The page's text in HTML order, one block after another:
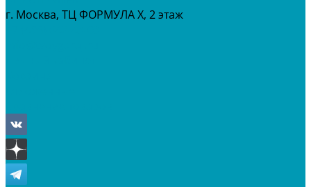
г. Москва, ТЦ ФОРМУЛА Х, 2 этаж